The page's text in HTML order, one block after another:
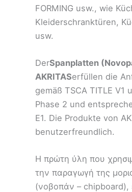
FORMING usw., wie
Kleiderschranktüren,
usw.
DerSpanplatten
AKRITASerfüllen die
gemäß TSCA TITLE V1
Phase 2 und
E1. Die Produkte von
benutzerfreundlich.
Η πρώτη ύλη που
την παραγωγή της
(νοβοπάν – chipboard),